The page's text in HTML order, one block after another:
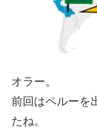
オラー。
前回はペルーを
たね。